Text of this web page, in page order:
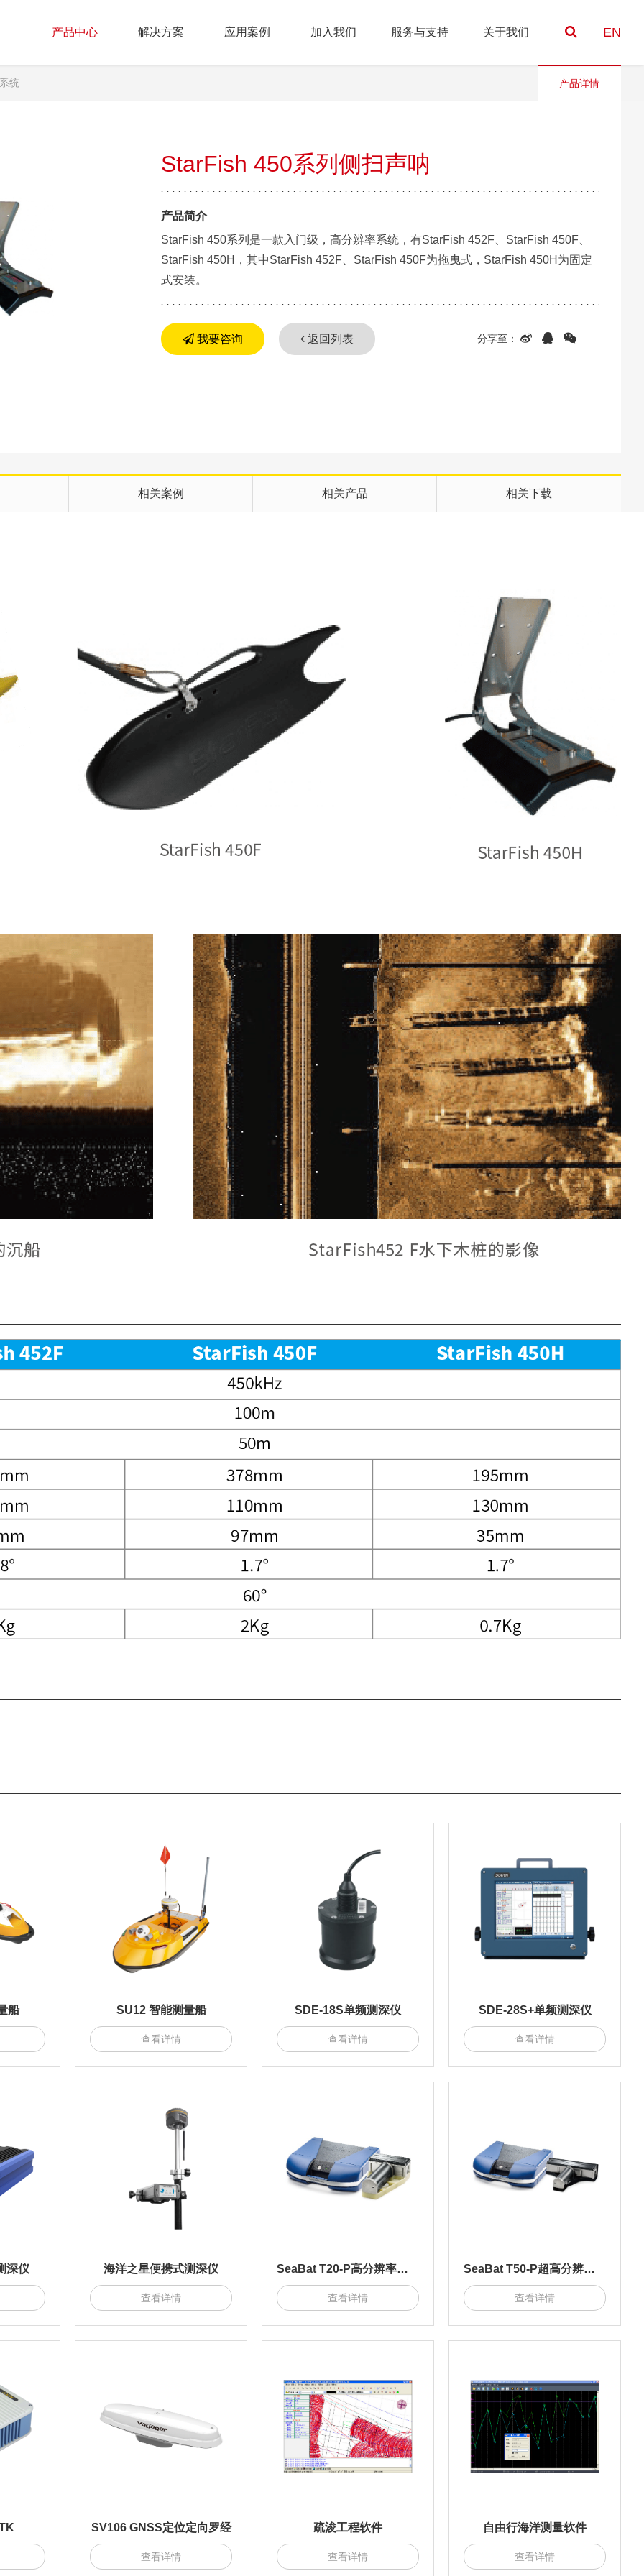
EN
产品中心 解决方案 应用案例 加入我们 服务与支持 关于我们
统 产品详情
StarFish 450系列侧扫声呐
产品简介
StarFish 450系列是一款入门级，高分辨率系统，有StarFish 452F、StarFish 450F、
StarFish 450H，其中StarFish 452F、StarFish 450F为拖曳式，StarFish 450H为固定
式安装。
我要咨询 返回列表
相关案例 相关产品 相关下载
船 SU12 智能测量船
查看详情
SDE-18S单频测深仪
查看详情
SDE-28S+单频测深仪
查看详情
深仪 海洋之星便携式测深仪
查看详情
SeaBat T20-P高分辨率便携式多波束
查看详情
SeaBat T50-P超高分辨率便携式多波束
查看详情
SV106 GNSS定位定向罗经
查看详情
疏浚工程软件
查看详情
自由行海洋测量软件
查看详情